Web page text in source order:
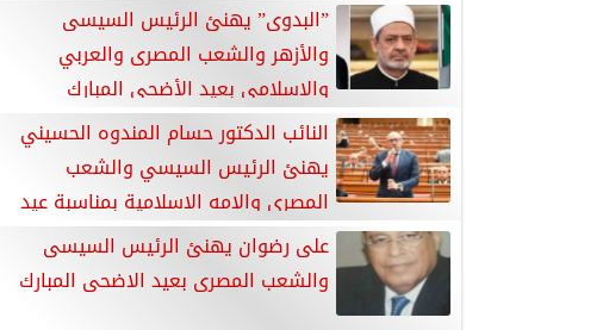
”البدوى” يهنئ الرئيس السيسى
والأزهر والشعب المصرى والعربي
والإسلامي بعيد الأضحى المبارك
النائب الدكتور حسام المندوه الحسيني
يهنئ الرئيس السيسي والشعب
المصرى والامه الإسلامية بمناسبة عيد
الأضحى
على رضوان يهنئ الرئيس السيسى
والشعب المصرى بعيد الاضحى المبارك